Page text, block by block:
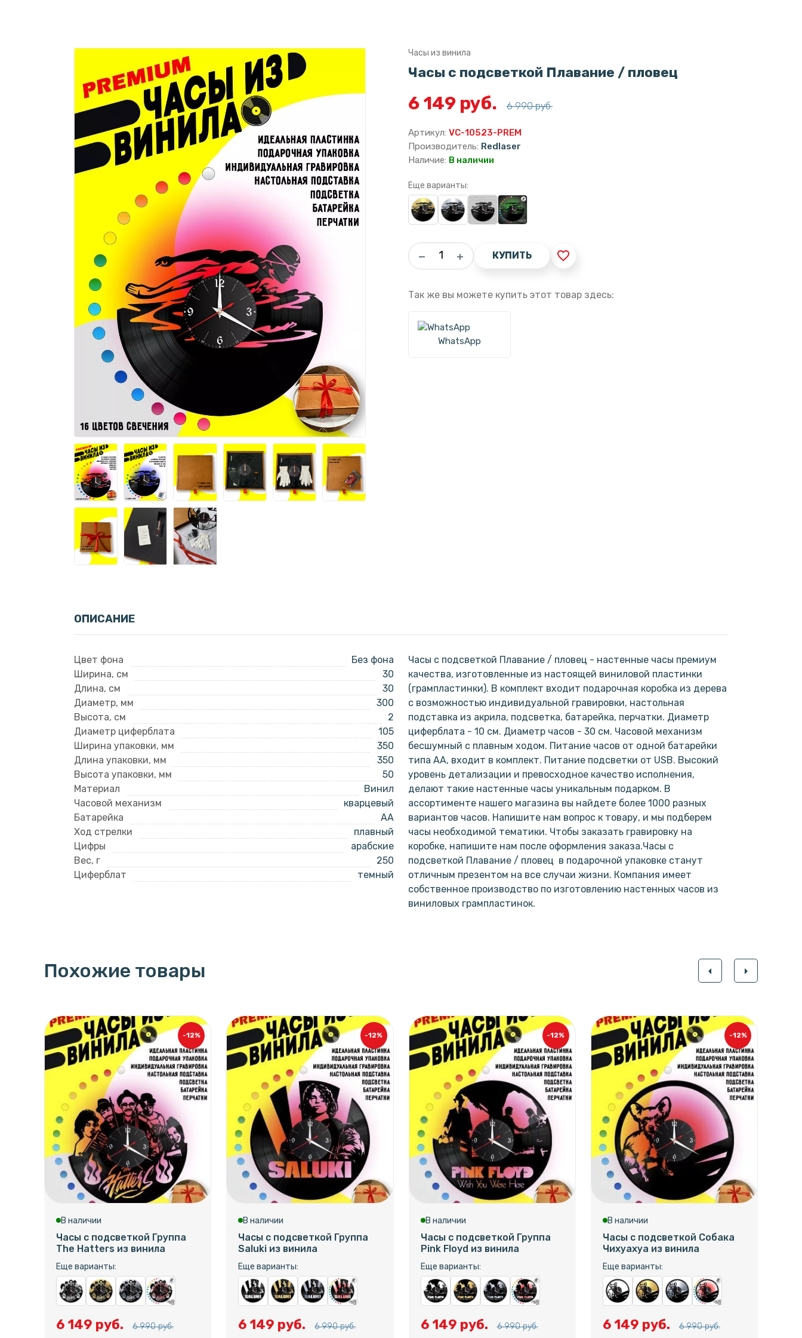
Часы из винила
Часы с подсветкой Плавание / пловец
6 149 руб. 6 990 руб.
Артикул: VC-10523-PREM
Производитель: Redlaser
Наличие: В наличии
Еще варианты:
КУПИТЬ favorite_border
Так же вы можете купить этот товар здесь:
WhatsApp
ОПИСАНИЕ
Цвет фона
Без фона
Ширина, см
30
Длина, см
30
Диаметр, мм
300
Высота, см
2
Диаметр циферблата
105
Ширина упаковки, мм
350
Длина упаковки, мм
350
Высота упаковки, мм
50
Материал
Винил
Часовой механизм
кварцевый
Батарейка
AA
Ход стрелки
плавный
Цифры
арабские
Вес, г
250
Циферблат
темный
Часы с подсветкой Плавание / пловец - настенные часы премиум
качества, изготовленные из настоящей виниловой пластинки
(грампластинки). В комплект входит подарочная коробка из дерева
с возможностью индивидуальной гравировки, настольная
подставка из акрила, подсветка, батарейка, перчатки. Диаметр
циферблата - 10 см. Диаметр часов - 30 см. Часовой механизм
бесшумный с плавным ходом. Питание часов от одной батарейки
типа АА, входит в комплект. Питание подсветки от USB. Высокий
уровень детализации и превосходное качество исполнения,
делают такие настенные часы уникальным подарком. В
ассортименте нашего магазина вы найдете более 1000 разных
вариантов часов. Напишите нам вопрос к товару, и мы подберем
часы необходимой тематики. Чтобы заказать гравировку на
коробке, напишите нам после оформления заказа.Часы с
подсветкой Плавание / пловец в подарочной упаковке станут
отличным презентом на все случаи жизни. Компания имеет
собственное производство по изготовлению настенных часов из
виниловых грампластинок.
Похожие товары arrow_left arrow_right
-12%
В наличии
Часы с подсветкой Группа
The Hatters из винила
Еще варианты:
6 149 руб. 6 990 руб.
-12%
В наличии
Часы с подсветкой Группа
Saluki из винила
Еще варианты:
6 149 руб. 6 990 руб.
-12%
В наличии
Часы с подсветкой Группа
Pink Floyd из винила
Еще варианты:
6 149 руб. 6 990 руб.
-12%
В наличии
Часы с подсветкой Собака
Чихуахуа из винила
Еще варианты:
6 149 руб. 6 990 руб.